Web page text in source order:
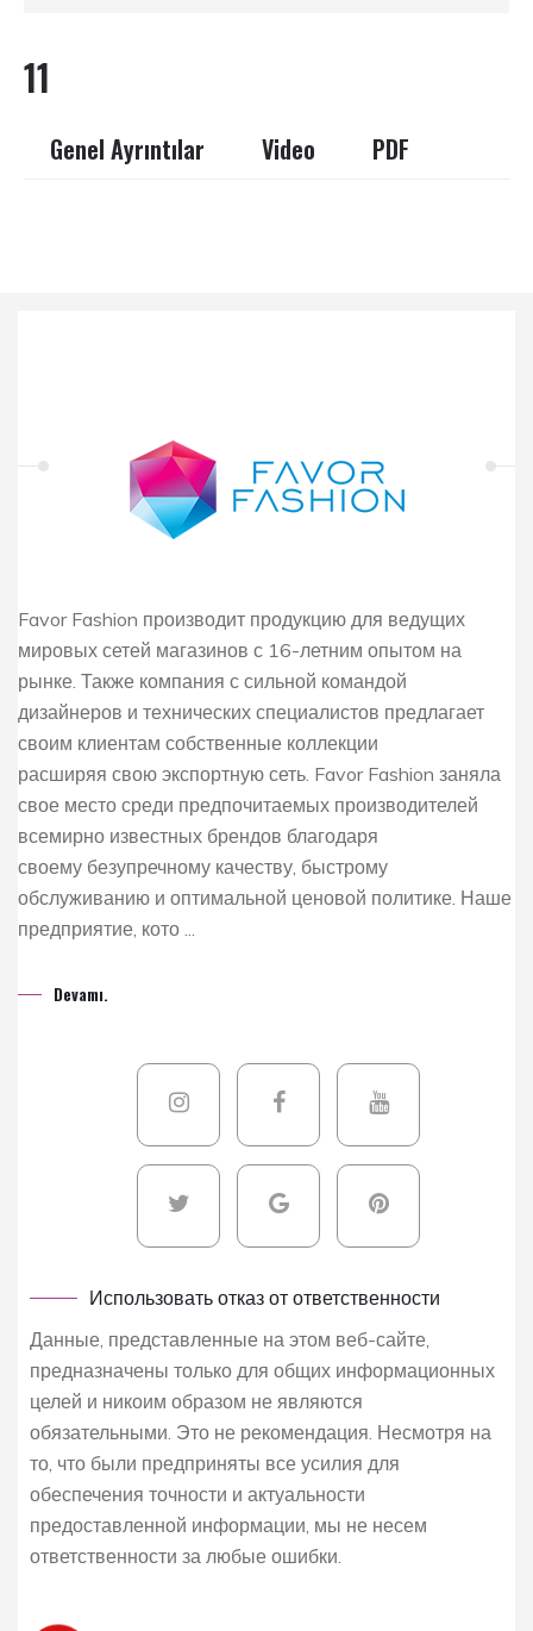
11
Genel Ayrıntılar Video PDF
Favor Fashion производит продукцию для ведущих
мировых сетей магазинов с 16-летним опытом на
рынке. Также компания с сильной командой
дизайнеров и технических специалистов предлагает
своим клиентам собственные коллекции
расширяя свою экспортную сеть. Favor Fashion заняла
свое место среди предпочитаемых производителей
всемирно известных брендов благодаря
своему безупречному качеству, быстрому
обслуживанию и оптимальной ценовой политике. Наше
предприятие, кото ...
Devamı.
Использовать отказ от ответственности
Данные, представленные на этом веб-сайте,
предназначены только для общих информационных
целей и никоим образом не являются
обязательными. Это не рекомендация. Несмотря на
то, что были предприняты все усилия для
обеспечения точности и актуальности
предоставленной информации, мы не несем
ответственности за любые ошибки.